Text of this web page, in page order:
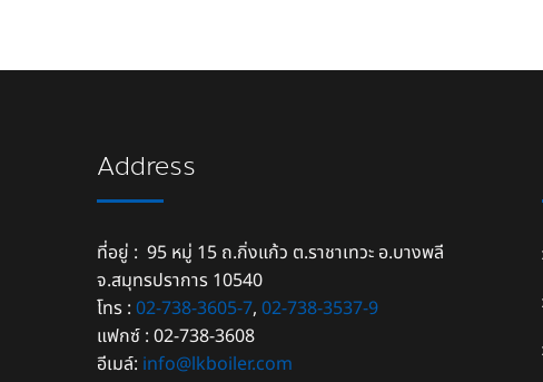
Address
ที่อยู่ : 95 หมู่ 15 ถ.กิ่งแก้ว ต.ราชาเทวะ อ.บางพลี
จ.สมุทรปราการ 10540
โทร : 02-738-3605-7, 02-738-3537-9
แฟกซ์ : 02-738-3608
อีเมล์: info@lkboiler.com